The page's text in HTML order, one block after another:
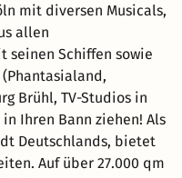
mit diversen Musicals,
allen
seinen Schiffen sowie
Brühl, TV-Studios in
Ihren Bann ziehen! Als
Deutschlands, bietet
Auf über 27.000 qm